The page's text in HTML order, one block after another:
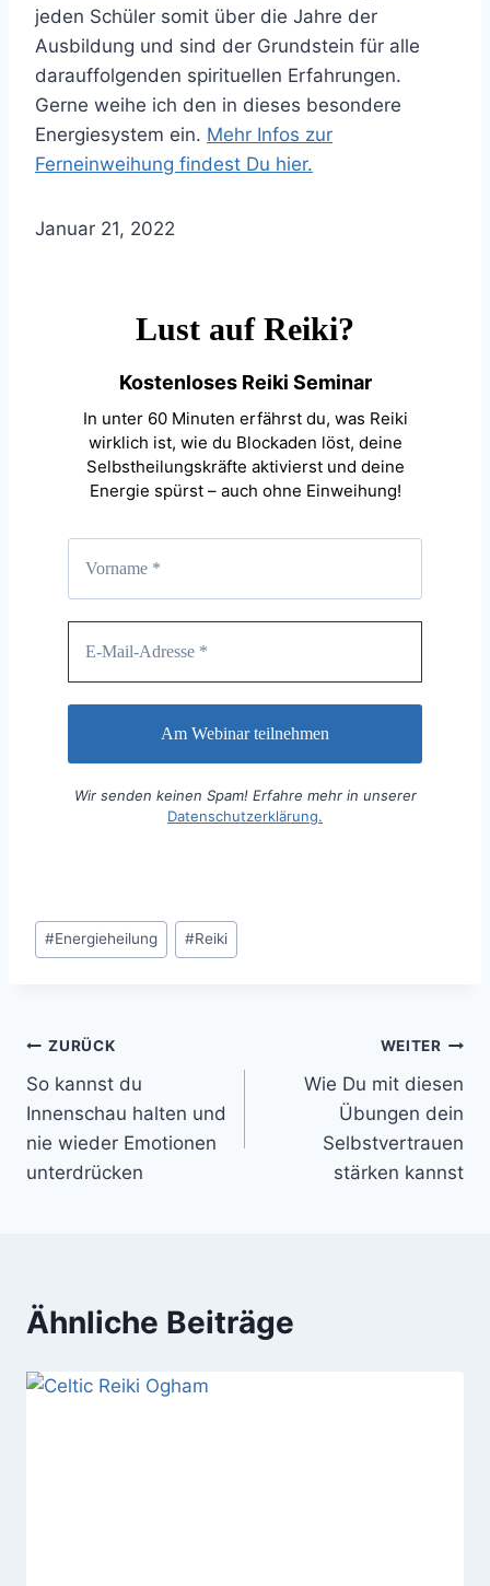
jeden Schüler somit über die Jahre der
Ausbildung und sind der Grundstein für alle
darauffolgenden spirituellen Erfahrungen.
Gerne weihe ich den in dieses besondere
Energiesystem ein. Mehr Infos zur
Ferneinweihung findest Du hier.
Januar 21, 2022
Lust auf Reiki?
Kostenloses Reiki Seminar
In unter 60 Minuten erfährst du, was Reiki
wirklich ist, wie du Blockaden löst, deine
Selbstheilungskräfte aktivierst und deine
Energie spürst – auch ohne Einweihung!
Wir senden keinen Spam! Erfahre mehr in unserer
Datenschutzerklärung.
Schlagworte:
#Energieheilung #Reiki
Beitragsnavigation
ZURÜCK
So kannst du
Innenschau halten und
nie wieder Emotionen
unterdrücken
WEITER
Wie Du mit diesen
Übungen dein
Selbstvertrauen
stärken kannst
Ähnliche Beiträge